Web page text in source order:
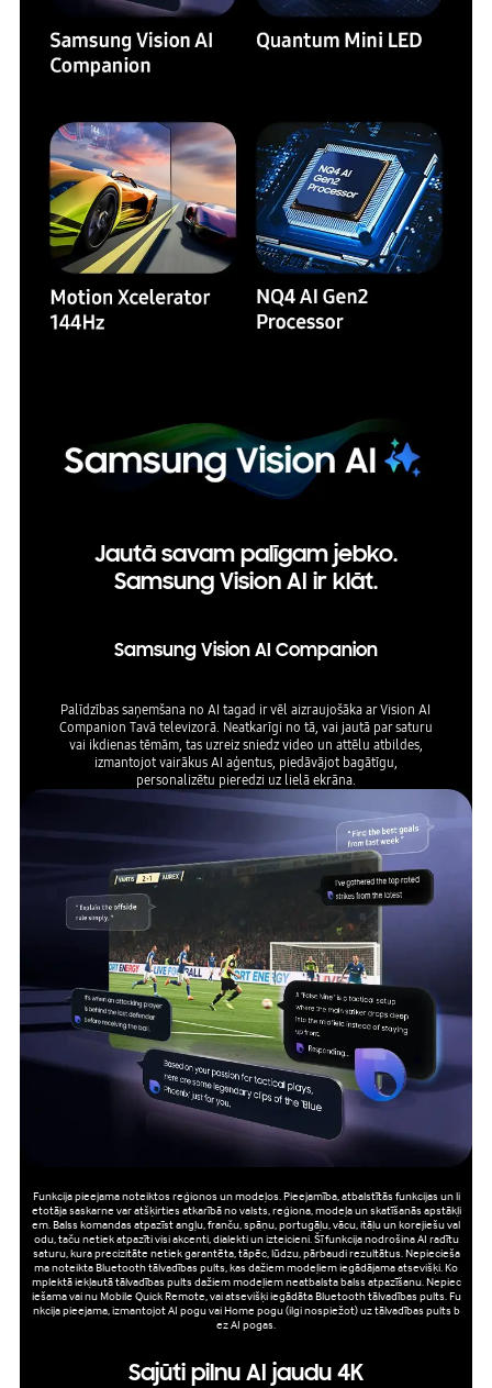
Jautā savam palīgam jebko.
Samsung Vision AI ir klāt.
Samsung Vision AI Companion
Palīdzības saņemšana no AI tagad ir vēl aizraujošāka ar Vision AI
Companion Tavā televizorā. Neatkarīgi no tā, vai jautā par saturu
vai ikdienas tēmām, tas uzreiz sniedz video un attēlu atbildes,
izmantojot vairākus AI aģentus, piedāvājot bagātīgu,
personalizētu pieredzi uz lielā ekrāna.
Funkcija pieejama noteiktos reģionos un modeļos. Pieejamība, atbalstītās funkcijas un li
etotāja saskarne var atšķirties atkarībā no valsts, reģiona, modeļa un skatīšanās apstākļi
em. Balss komandas atpazīst angļu, franču, spāņu, portugāļu, vācu, itāļu un korejiešu val
odu, taču netiek atpazīti visi akcenti, dialekti un izteicieni. Šī funkcija nodrošina AI radītu
saturu, kura precizitāte netiek garantēta, tāpēc, lūdzu, pārbaudi rezultātus. Nepiecieša
ma noteikta Bluetooth tālvadības pults, kas dažiem modeļiem iegādājama atsevišķi. Ko
mplektā iekļautā tālvadības pults dažiem modeļiem neatbalsta balss atpazīšanu. Nepiec
iešama vai nu Mobile Quick Remote, vai atsevišķi iegādāta Bluetooth tālvadības pults. Fu
nkcija pieejama, izmantojot AI pogu vai Home pogu (ilgi nospiežot) uz tālvadības pults b
ez AI pogas.
Sajūti pilnu AI jaudu 4K